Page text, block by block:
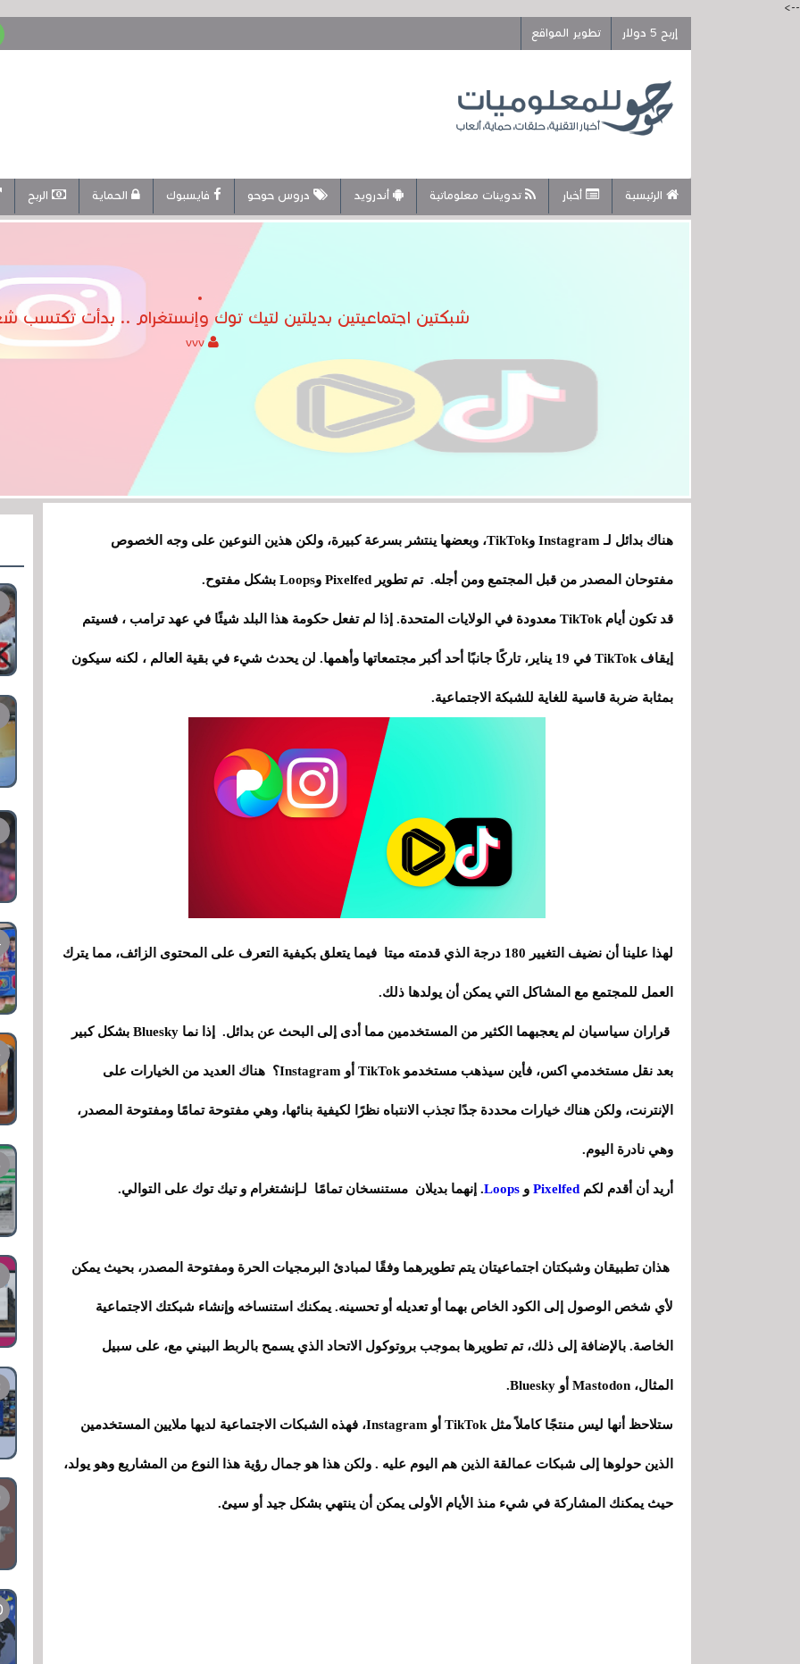
-->
إربح 5 دولار
تطوير المواقع
الرئيسية أخبار تدوينات معلوماتية أندرويد دروس حوحو فايسبوك الحماية الربح
شبكتين اجتماعيتين بديلتين لتيك توك وإنستغرام .. بدأت تكتسب
vvv
هناك بدائل لـ Instagram وTikTok، وبعضها ينتشر بسرعة كبيرة، ولكن هذين النوعين على وجه الخصوص
مفتوحان المصدر من قبل المجتمع ومن أجله. تم تطوير Pixelfed وLoops بشكل مفتوح.
قد تكون أيام TikTok معدودة في الولايات المتحدة. إذا لم تفعل حكومة هذا البلد شيئًا في عهد ترامب ، فسيتم
إيقاف TikTok في 19 يناير، تاركًا جانبًا أحد أكبر مجتمعاتها وأهمها. لن يحدث شيء في بقية العالم ، لكنه سيكون
بمثابة ضربة قاسية للغاية للشبكة الاجتماعية.
لهذا علينا أن نضيف التغيير 180 درجة الذي قدمته ميتا فيما يتعلق بكيفية التعرف على المحتوى الزائف، مما يترك
العمل للمجتمع مع المشاكل التي يمكن أن يولدها ذلك.
قراران سياسيان لم يعجبهما الكثير من المستخدمين مما أدى إلى البحث عن بدائل. إذا نما Bluesky بشكل كبير
بعد نقل مستخدمي اكس، فأين سيذهب مستخدمو TikTok أو Instagram؟ هناك العديد من الخيارات على
الإنترنت، ولكن هناك خيارات محددة جدًا تجذب الانتباه نظرًا لكيفية بنائها، وهي مفتوحة تمامًا ومفتوحة المصدر،
وهي نادرة اليوم.
أريد أن أقدم لكم Pixelfed و Loops. إنهما بديلان مستنسخان تمامًا لـإنشتغرام و تيك توك على التوالي.
هذان تطبيقان وشبكتان اجتماعيتان يتم تطويرهما وفقًا لمبادئ البرمجيات الحرة ومفتوحة المصدر، بحيث يمكن
لأي شخص الوصول إلى الكود الخاص بهما أو تعديله أو تحسينه. يمكنك استنساخه وإنشاء شبكتك الاجتماعية
الخاصة. بالإضافة إلى ذلك، تم تطويرها بموجب بروتوكول الاتحاد الذي يسمح بالربط البيني مع، على سبيل
المثال، Mastodon أو Bluesky.
ستلاحظ أنها ليس منتجًا كاملاً مثل TikTok أو Instagram، فهذه الشبكات الاجتماعية لديها ملايين المستخدمين
الذين حولوها إلى شبكات عمالقة الذين هم اليوم عليه . ولكن هذا هو جمال رؤية هذا النوع من المشاريع وهو يولد،
حيث يمكنك المشاركة في شيء منذ الأيام الأولى يمكن أن ينتهي بشكل جيد أو سيئ.